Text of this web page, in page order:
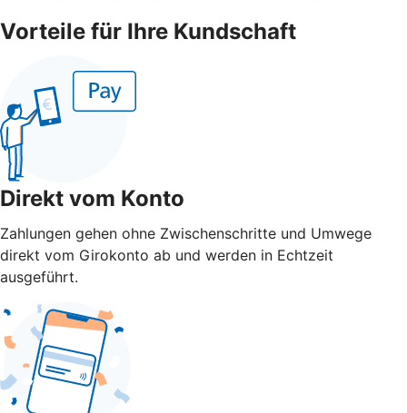
Vorteile für Ihre Kundschaft
Direkt vom Konto
Zahlungen gehen ohne Zwischenschritte und Umwege
direkt vom Girokonto ab und werden in Echtzeit
ausgeführt.